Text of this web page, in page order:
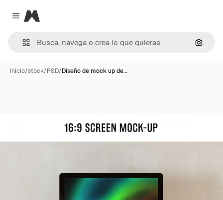
Close menu
Magnific
Inicio/stock/PSD/Diseño de mock up de…